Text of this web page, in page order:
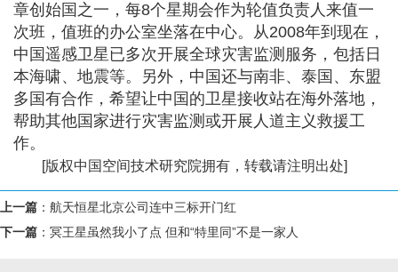
章创始国之一，每8个星期会作为轮值负责人来值一
次班，值班的办公室坐落在中心。从2008年到现在，
中国遥感卫星已多次开展全球灾害监测服务，包括日
本海啸、地震等。另外，中国还与南非、泰国、东盟
多国有合作，希望让中国的卫星接收站在海外落地，
帮助其他国家进行灾害监测或开展人道主义救援工
作。
[版权中国空间技术研究院拥有，转载请注明出处]
上一篇 ： 航天恒星北京公司连中三标开门红
下一篇 ： 冥王星虽然我小了点 但和“特里同”不是一家人